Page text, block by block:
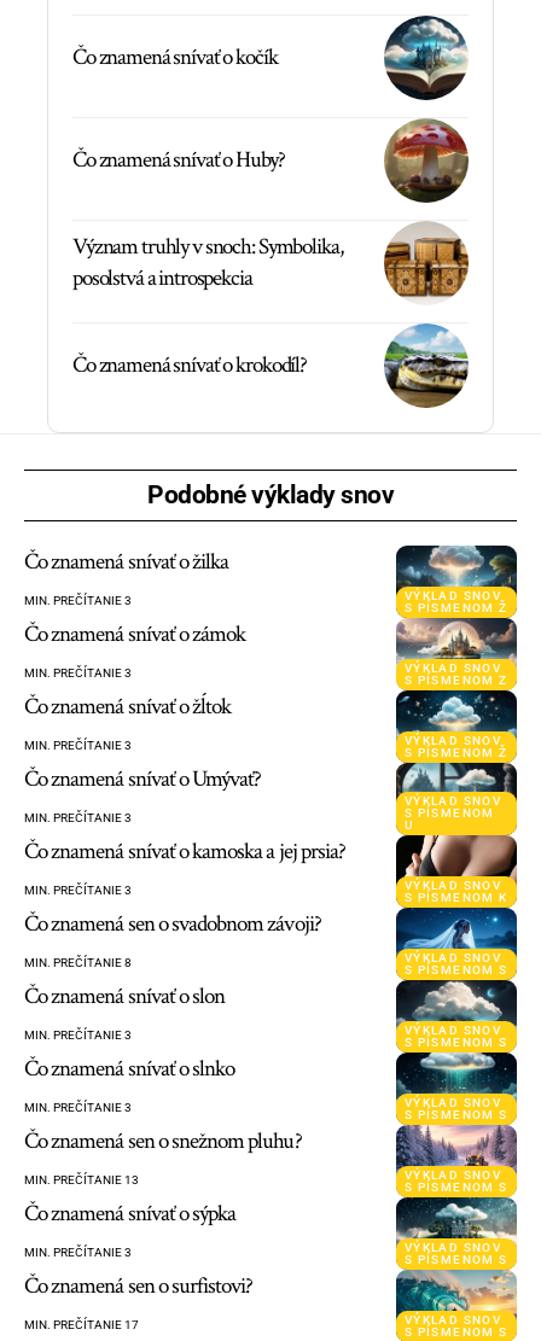
Čo znamená snívať o kočík
Čo znamená snívať o Huby?
Význam truhly v snoch: Symbolika,
posolstvá a introspekcia
Čo znamená snívať o krokodíl?
Podobné výklady snov
VÝKLAD SNOV
S PÍSMENOM Ž
Čo znamená snívať o žilka
MIN. PREČÍTANIE 3
VÝKLAD SNOV
S PÍSMENOM Z
Čo znamená snívať o zámok
MIN. PREČÍTANIE 3
VÝKLAD SNOV
S PÍSMENOM Ž
Čo znamená snívať o žĺtok
MIN. PREČÍTANIE 3
VÝKLAD SNOV
S PÍSMENOM
U
Čo znamená snívať o Umývať?
MIN. PREČÍTANIE 3
VÝKLAD SNOV
S PÍSMENOM K
Čo znamená snívať o kamoska a jej prsia?
MIN. PREČÍTANIE 3
VÝKLAD SNOV
S PÍSMENOM S
Čo znamená sen o svadobnom závoji?
MIN. PREČÍTANIE 8
VÝKLAD SNOV
S PÍSMENOM S
Čo znamená snívať o slon
MIN. PREČÍTANIE 3
VÝKLAD SNOV
S PÍSMENOM S
Čo znamená snívať o slnko
MIN. PREČÍTANIE 3
VÝKLAD SNOV
S PÍSMENOM S
Čo znamená sen o snežnom pluhu?
MIN. PREČÍTANIE 13
VÝKLAD SNOV
S PÍSMENOM S
Čo znamená snívať o sýpka
MIN. PREČÍTANIE 3
VÝKLAD SNOV
S PÍSMENOM S
Čo znamená sen o surfistovi?
MIN. PREČÍTANIE 17